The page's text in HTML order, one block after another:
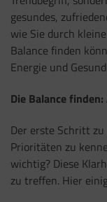
gesundes,
wie Sie durch
Balance finden
Energie und
Die Balance
Der erste Schritt
Prioritäten zu
wichtig? Diese
zu treffen. Hier